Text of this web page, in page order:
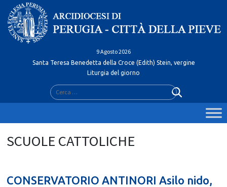
Skip
content
9 Agosto 2026
Santa Teresa Benedetta della Croce (Edith) Stein, vergine
Liturgia del giorno
Ricerca
per:
CONSERVATORIO ANTINORI Asilo nido,